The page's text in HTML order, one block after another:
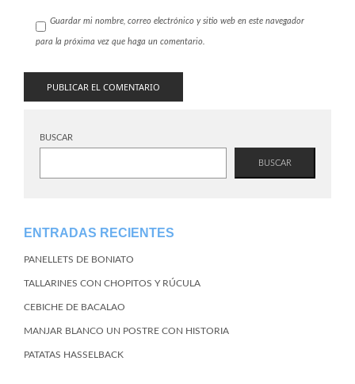
Guardar mi nombre, correo electrónico y sitio web en este navegador
para la próxima vez que haga un comentario.
BUSCAR
BUSCAR
ENTRADAS RECIENTES
PANELLETS DE BONIATO
TALLARINES CON CHOPITOS Y RÚCULA
CEBICHE DE BACALAO
MANJAR BLANCO UN POSTRE CON HISTORIA
PATATAS HASSELBACK